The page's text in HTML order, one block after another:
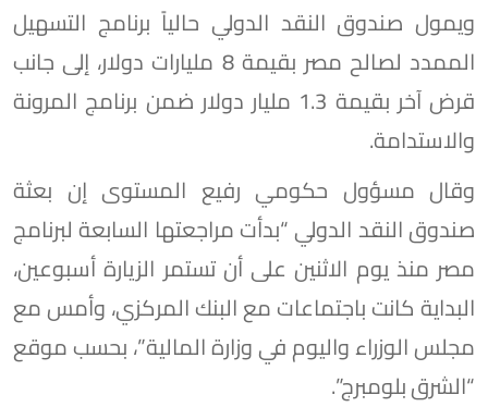
ويمول صندوق النقد الدولي حالياً برنامج التسهيل
الممدد لصالح مصر بقيمة 8 مليارات دولار، إلى جانب
قرض آخر بقيمة 1.3 مليار دولار ضمن برنامج المرونة
والاستدامة.
وقال مسؤول حكومي رفيع المستوى إن بعثة
صندوق النقد الدولي “بدأت مراجعتها السابعة لبرنامج
مصر منذ يوم الاثنين على أن تستمر الزيارة أسبوعين،
البداية كانت باجتماعات مع البنك المركزي، وأمس مع
مجلس الوزراء واليوم في وزارة المالية”، بحسب موقع
“الشرق بلومبرج”.